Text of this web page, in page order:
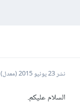
نشر23 يونيو 2015 (معدل)
السلام عليكم.